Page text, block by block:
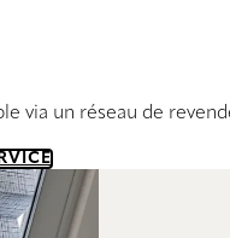
via un réseau de